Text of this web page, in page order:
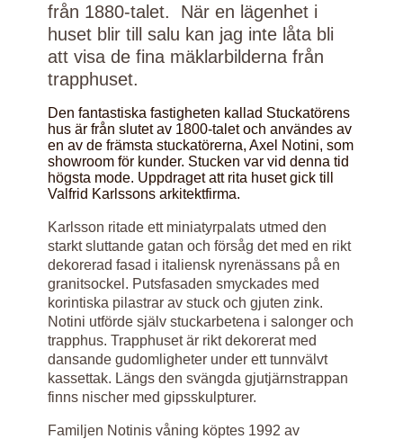
från 1880-talet. När en lägenhet i
huset blir till salu kan jag inte låta bli
att visa de fina mäklarbilderna från
trapphuset.
Den fantastiska fastigheten kallad Stuckatörens
hus är från slutet av 1800-talet och användes av
en av de främsta stuckatörerna, Axel Notini, som
showroom för kunder. Stucken var vid denna tid
högsta mode. Uppdraget att rita huset gick till
Valfrid Karlssons arkitektfirma.
Karlsson ritade ett miniatyrpalats utmed den
starkt sluttande gatan och försåg det med en rikt
dekorerad fasad i italiensk nyrenässans på en
granitsockel. Putsfasaden smyckades med
korintiska pilastrar av stuck och gjuten zink.
Notini utförde själv stuckarbetena i salonger och
trapphus. Trapphuset är rikt dekorerat med
dansande gudomligheter under ett tunnvälvt
kassettak. Längs den svängda gjutjärnstrappan
finns nischer med gipsskulpturer.
Familjen Notinis våning köptes 1992 av